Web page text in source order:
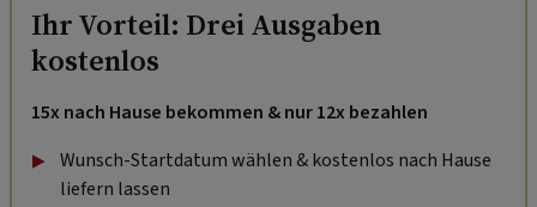
Ihr Vorteil: Drei Ausgaben
kostenlos
15x nach Hause bekommen & nur 12x bezahlen
Wunsch-Startdatum wählen & kostenlos nach Hause
liefern lassen